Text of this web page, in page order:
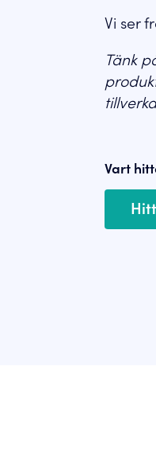
Vi ser
Tänk
Vart